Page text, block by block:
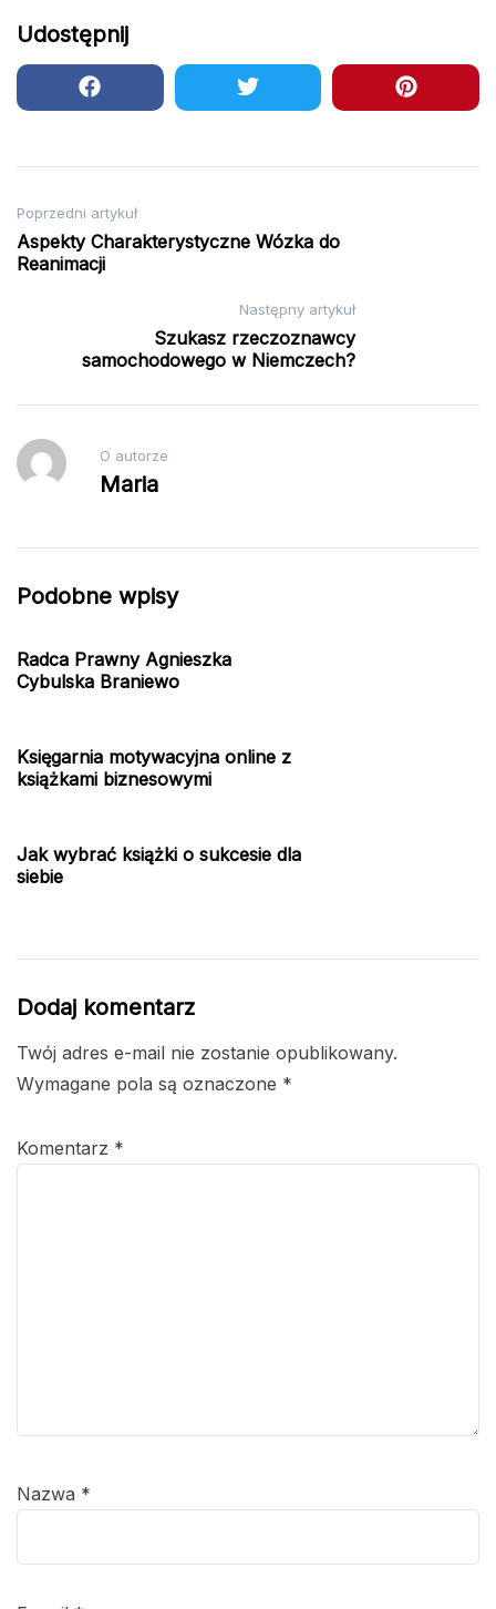
Udostępnij
Nawigacja
wpisu
Poprzedni artykuł
Aspekty Charakterystyczne Wózka do
Reanimacji
Następny artykuł
Szukasz rzeczoznawcy
samochodowego w Niemczech?
O autorze
Maria
Podobne wpisy
Radca Prawny Agnieszka
Cybulska Braniewo
Księgarnia motywacyjna online z
książkami biznesowymi
Jak wybrać książki o sukcesie dla
siebie
Dodaj komentarz
Twój adres e-mail nie zostanie opublikowany.
Wymagane pola są oznaczone *
Komentarz *
Nazwa *